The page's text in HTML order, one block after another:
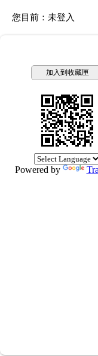
您目前： 未登入
加入到收藏匣
Powered by